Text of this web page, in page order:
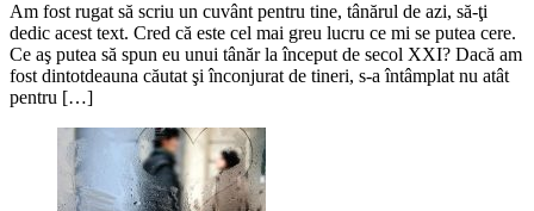
Am fost rugat să scriu un cuvânt pentru tine, tânărul de azi, să-ţi
dedic acest text. Cred că este cel mai greu lucru ce mi se putea cere.
Ce aş putea să spun eu unui tânăr la început de secol XXI? Dacă am
fost dintotdeauna căutat şi înconjurat de tineri, s-a întâmplat nu atât
pentru […]